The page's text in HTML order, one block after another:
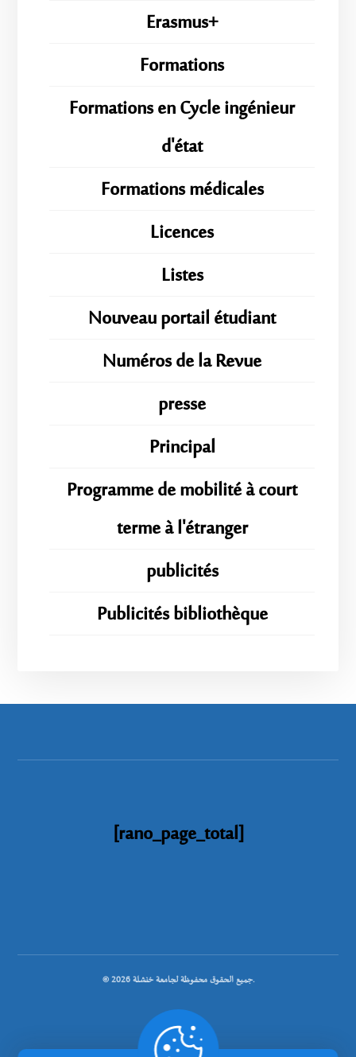
Erasmus+
Formations
Formations en Cycle ingénieur
d'état
Formations médicales
Licences
Listes
Nouveau portail étudiant
Numéros de la Revue
presse
Principal
Programme de mobilité à court
terme à l'étranger
publicités
Publicités bibliothèque
[rano_page_total]
© جميع الحقوق محفوظة لجامعة خنشلة 2026.
.